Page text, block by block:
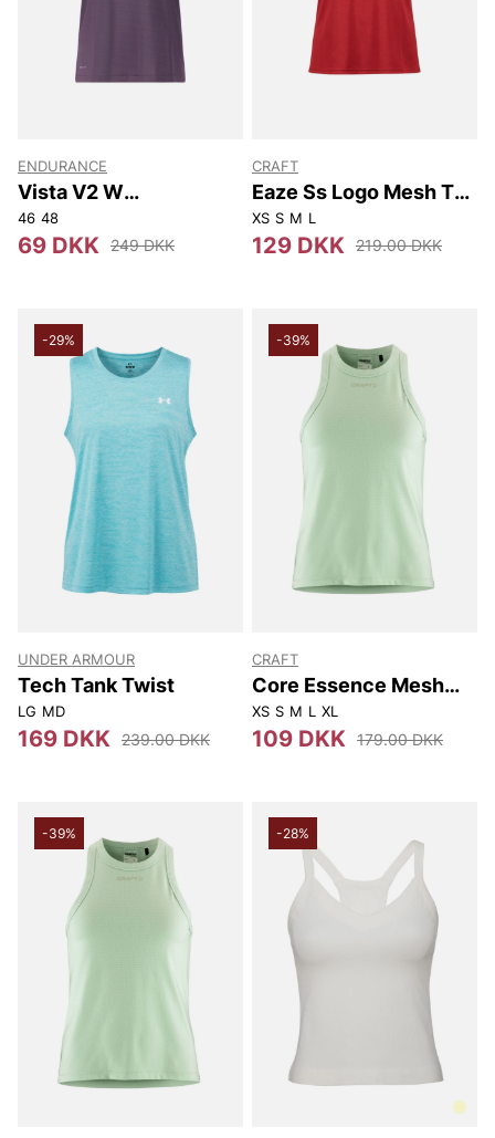
ENDURANCE
Vista V2 W
Performance S/S Tee
46 48
69 DKK 249 DKK
CRAFT
Eaze Ss Logo Mesh Tee
W
XS S M L
129 DKK 219.00 DKK
-29%
UNDER ARMOUR
Tech Tank Twist
LG MD
169 DKK 239.00 DKK
-39%
CRAFT
Core Essence Mesh
Singlet W
XS S M L XL
109 DKK 179.00 DKK
-39% -28%